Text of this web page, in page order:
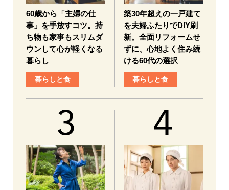
60歳から「主婦の仕
事」を手放すコツ。持
ち物も家事もスリムダ
ウンして心が軽くなる
暮らし
暮らしと食
築30年超えの一戸建て
を夫婦ふたりでDIY刷
新。全面リフォームせ
ずに、心地よく住み続
ける60代の選択
暮らしと食